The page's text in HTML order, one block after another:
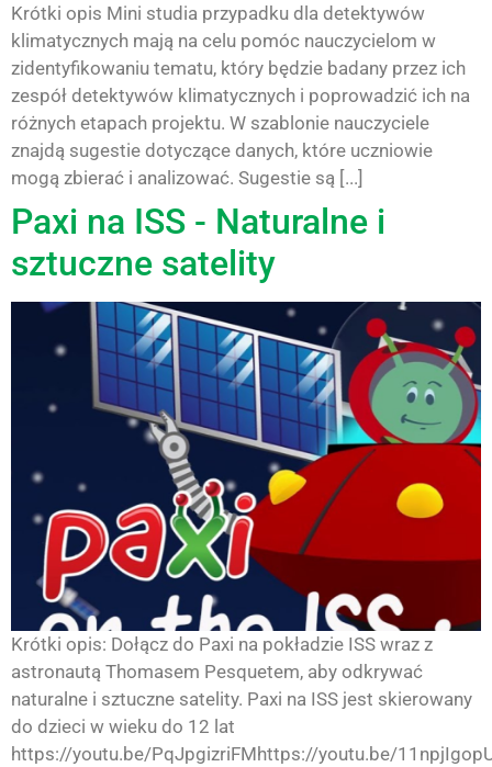
Krótki opis Mini studia przypadku dla detektywów
klimatycznych mają na celu pomóc nauczycielom w
zidentyfikowaniu tematu, który będzie badany przez ich
zespół detektywów klimatycznych i poprowadzić ich na
różnych etapach projektu. W szablonie nauczyciele
znajdą sugestie dotyczące danych, które uczniowie
mogą zbierać i analizować. Sugestie są [...]
Paxi na ISS - Naturalne i
sztuczne satelity
Krótki opis: Dołącz do Paxi na pokładzie ISS wraz z
astronautą Thomasem Pesquetem, aby odkrywać
naturalne i sztuczne satelity. Paxi na ISS jest skierowany
do dzieci w wieku do 12 lat
https://youtu.be/PqJpgizriFMhttps://youtu.be/